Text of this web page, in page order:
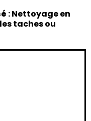
: Nettoyage en
taches ou